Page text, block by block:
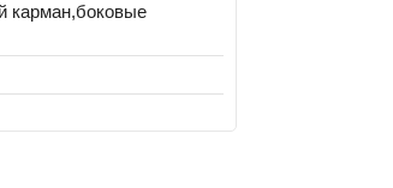
карман,боковые